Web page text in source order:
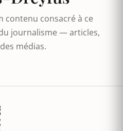
contenu consacré à ce
journalisme — articles,
médias.